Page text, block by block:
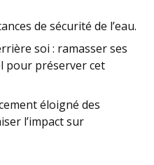
de sécurité de l’eau.
soi : ramasser ses
pour préserver cet
éloigné des
l’impact sur